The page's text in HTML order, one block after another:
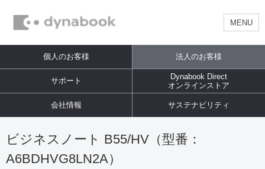
MENU
個人のお客様 法人のお客様
サポート
Dynabook Direct
オンラインストア
会社情報 サステナビリティ
ビジネスノート B55/HV（型番：
A6BDHVG8LN2A）